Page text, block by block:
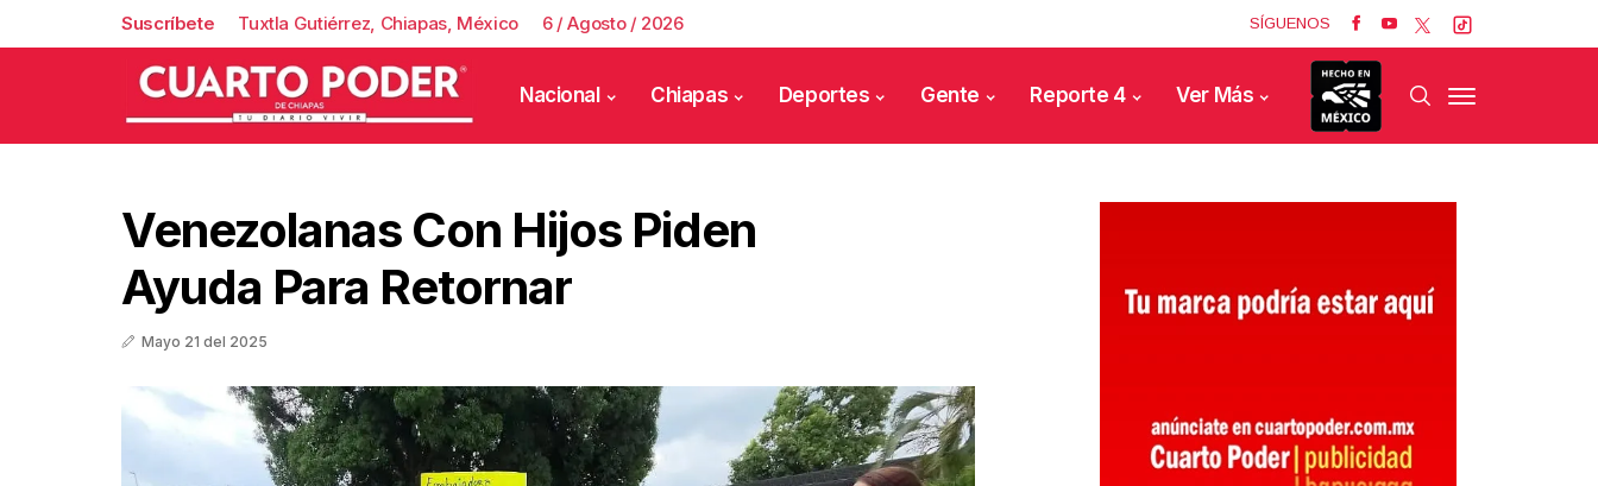
Suscríbete Tuxtla Gutiérrez, Chiapas, México 6 / Agosto / 2026 SÍGUENOS
Nacional Chiapas Deportes Gente Reporte 4 Ver Más
Venezolanas Con Hijos Piden
Ayuda Para Retornar
Mayo 21 del 2025